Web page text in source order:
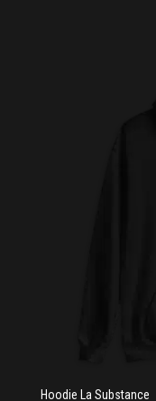
Hoodie La Substance